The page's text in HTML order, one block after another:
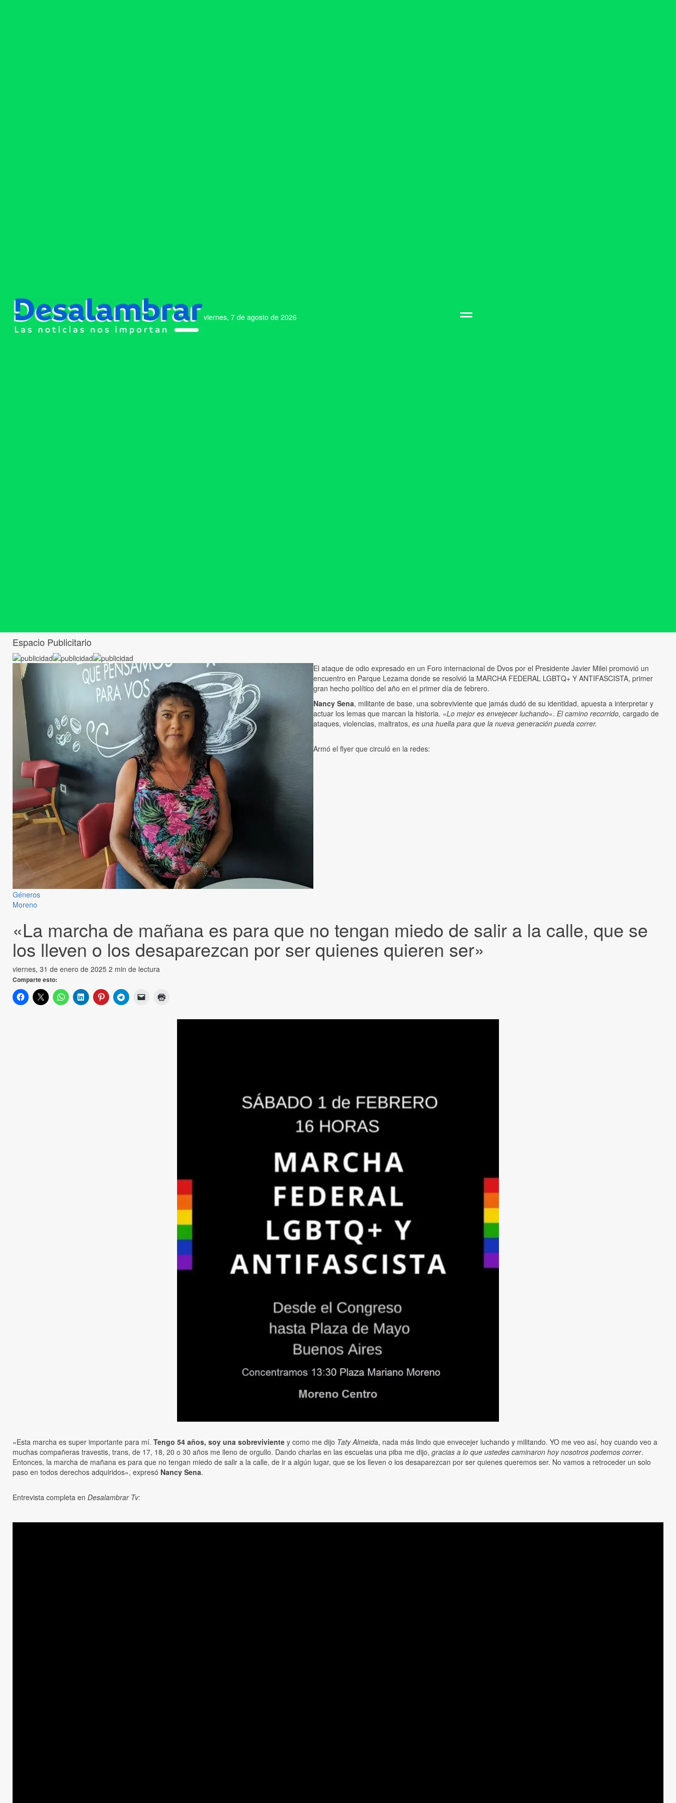
viernes, 7 de agosto de 2026
Espacio Publicitario
Géneros
Moreno
«La marcha de mañana es para que no tengan miedo de salir a la calle, que se
los lleven o los desaparezcan por ser quienes quieren ser»
viernes, 31 de enero de 2025 2 min de lectura
Comparte esto:
El ataque de odio expresado en un Foro internacional de Dvos por el Presidente Javier Milei promovió un
encuentro en Parque Lezama donde se resolvió la MARCHA FEDERAL LGBTQ+ Y ANTIFASCISTA, primer
gran hecho político del año en el primer día de febrero.
Nancy Sena, militante de base, una sobreviviente que jamás dudó de su identidad, apuesta a interpretar y
actuar los lemas que marcan la historia. «Lo mejor es envejecer luchando«. El camino recorrido, cargado de
ataques, violencias, maltratos, es una huella para que la nueva generación pueda correr.
Armó el flyer que circuló en la redes:
«Esta marcha es super importante para mí. Tengo 54 años, soy una sobreviviente y como me dijo Taty Almeida, nada más lindo que envecejer luchando y militando. YO me veo así, hoy cuando veo a
muchas compañeras travestis, trans, de 17, 18, 20 o 30 años me lleno de orgullo. Dando charlas en las escuelas una piba me dijo, gracias a lo que ustedes caminaron hoy nosotros podemos correr.
Entonces, la marcha de mañana es para que no tengan miedo de salir a la calle, de ir a algún lugar, que se los lleven o los desaparezcan por ser quienes queremos ser. No vamos a retroceder un solo
paso en todos derechos adquiridos», expresó Nancy Sena.
Entrevista completa en Desalambrar Tv: